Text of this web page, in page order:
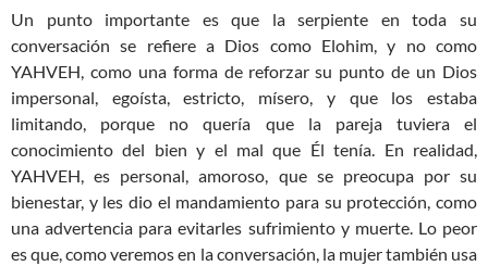
Un punto importante es que la serpiente en toda su
conversación se refiere a Dios como Elohim, y no como
YAHVEH, como una forma de reforzar su punto de un Dios
impersonal, egoísta, estricto, mísero, y que los estaba
limitando, porque no quería que la pareja tuviera el
conocimiento del bien y el mal que Él tenía. En realidad,
YAHVEH, es personal, amoroso, que se preocupa por su
bienestar, y les dio el mandamiento para su protección, como
una advertencia para evitarles sufrimiento y muerte. Lo peor
es que, como veremos en la conversación, la mujer también usa